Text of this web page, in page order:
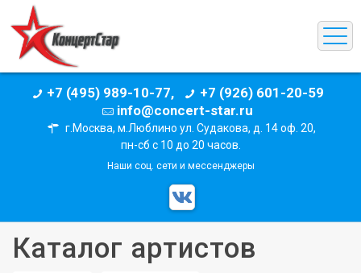
+7 (495) 989-10-77,
+7 (926) 601-20-59
info@concert-star.ru
г.Москва, м.Люблино ул. Судакова, д. 14 оф. 20,
пн-сб с 10 до 20 часов.
Наши соц. сети и мессенджеры
Каталог артистов